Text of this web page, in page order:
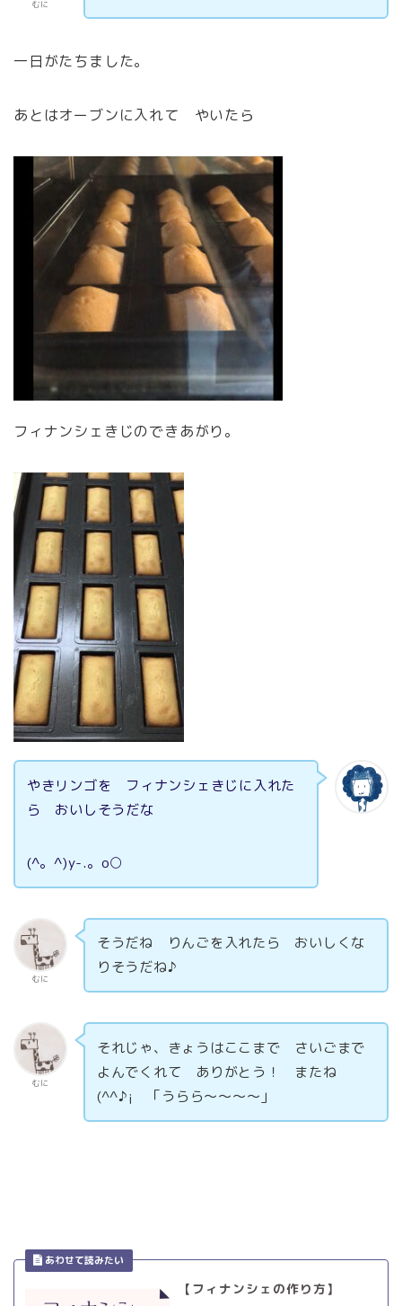
むに
一日がたちました。
あとはオーブンに入れて やいたら
フィナンシェきじのできあがり。
やきリンゴを フィナンシェきじに入れた
ら おいしそうだな
(^。^)y-.。o○
むに
そうだね りんごを入れたら おいしくな
りそうだね♪
むに
それじゃ、きょうはここまで さいごまで
よんでくれて ありがとう！ またね
(^^♪¡ 「うらら～～～～」
【フィナンシェの作り方】